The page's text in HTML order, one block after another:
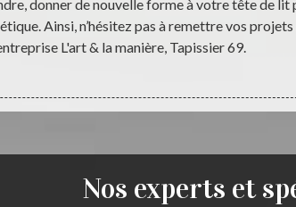
donner de nouvelle forme à votre tête de lit
Ainsi, n’hésitez pas à remettre vos
L'art & la manière, Tapissier 69.
Nos experts et